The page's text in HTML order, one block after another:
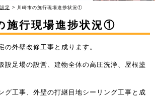
定 > 川崎市の施行現場進捗状況①
施行現場進捗状況①
の外壁改修工事と成ります。
設足場の設営、建物全体の高圧洗浄、屋根塗
グ工事、外壁の打継目地シーリング工事と成